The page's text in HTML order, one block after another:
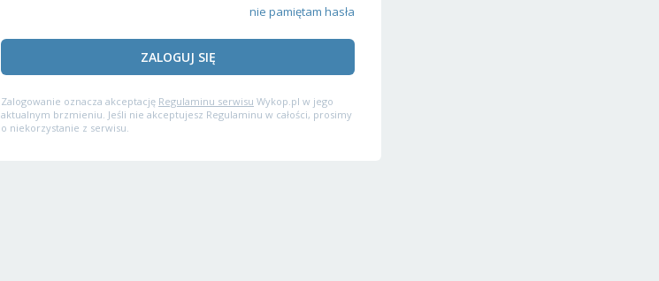
nie pamiętam hasła
ZALOGUJ SIĘ
Zalogowanie oznacza akceptację Regulaminu serwisu Wykop.pl w jego
aktualnym brzmieniu. Jeśli nie akceptujesz Regulaminu w całości, prosimy
o niekorzystanie z serwisu.